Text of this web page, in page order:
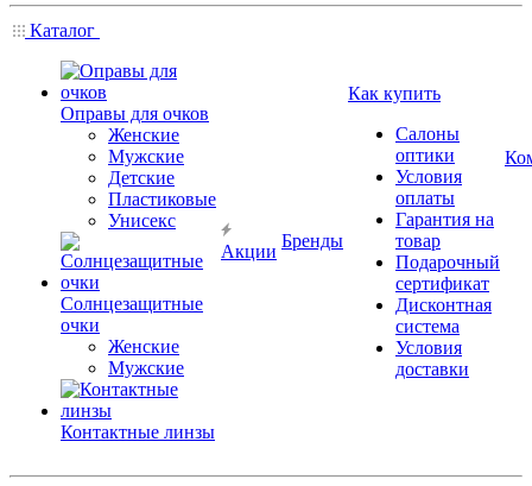
Каталог
Оправы для очков
Женские
Мужские
Детские
Пластиковые
Унисекс
Солнцезащитные
очки
Женские
Мужские
Контактные линзы
Акции
Бренды
Как купить
Салоны
оптики
Условия
оплаты
Гарантия на
товар
Подарочный
сертификат
Дисконтная
система
Условия
доставки